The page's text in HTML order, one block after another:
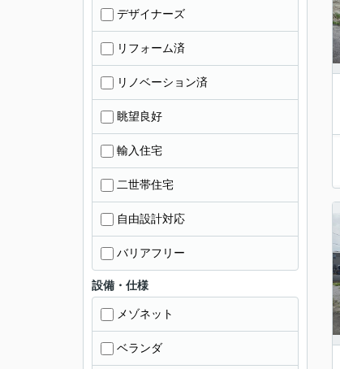
デザイナーズ
リフォーム済
リノベーション済
眺望良好
輸入住宅
二世帯住宅
自由設計対応
バリアフリー
設備・仕様
メゾネット
ベランダ